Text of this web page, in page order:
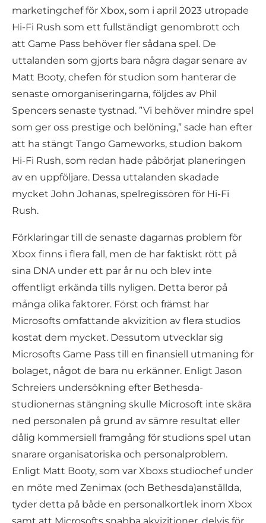
marketingchef för Xbox, som i april 2023 utropade
Hi-Fi Rush som ett fullständigt genombrott och
att Game Pass behöver fler sådana spel. De
uttalanden som gjorts bara några dagar senare av
Matt Booty, chefen för studion som hanterar de
senaste omorganiseringarna, följdes av Phil
Spencers senaste tystnad. ”Vi behöver mindre spel
som ger oss prestige och belöning,” sade han efter
att ha stängt Tango Gameworks, studion bakom
Hi-Fi Rush, som redan hade påbörjat planeringen
av en uppföljare. Dessa uttalanden skadade
mycket John Johanas, spelregissören för Hi-Fi
Rush.
Förklaringar till de senaste dagarnas problem för
Xbox finns i flera fall, men de har faktiskt rött på
sina DNA under ett par år nu och blev inte
offentligt erkända tills nyligen. Detta beror på
många olika faktorer. Först och främst har
Microsofts omfattande akvizition av flera studios
kostat dem mycket. Dessutom utvecklar sig
Microsofts Game Pass till en finansiell utmaning för
bolaget, något de bara nu erkänner. Enligt Jason
Schreiers undersökning efter Bethesda-
studionernas stängning skulle Microsoft inte skära
ned personalen på grund av sämre resultat eller
dålig kommersiell framgång för studions spel utan
snarare organisatoriska och personalproblem.
Enligt Matt Booty, som var Xboxs studiochef under
en möte med Zenimax (och Bethesda)anställda,
tyder detta på både en personalkortlek inom Xbox